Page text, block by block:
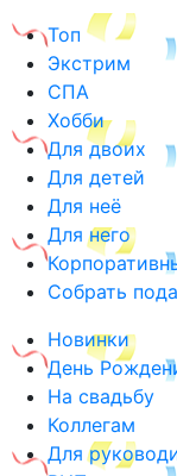
Топ
Экстрим
СПА
Хобби
Для двоих
Для детей
Для неё
Для него
Собрать
Новинки
День
На свадьбу
Коллегам
Для